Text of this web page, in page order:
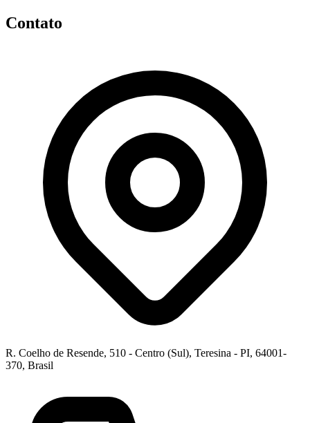
Contato
R. Coelho de Resende, 510 - Centro (Sul), Teresina - PI, 64001-
370, Brasil